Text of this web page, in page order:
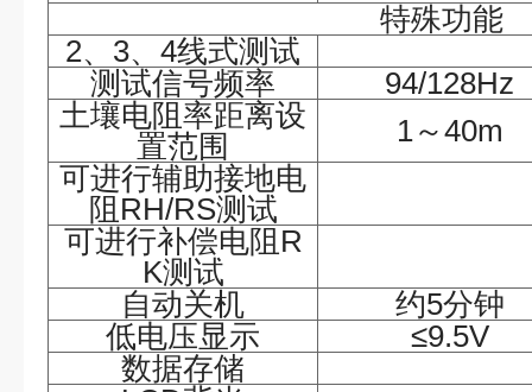
特殊功能
2、3、4线式测试
测试信号频率
94/128Hz
土壤电阻率距离设
置范围
1～40m
可进行辅助接地电
阻 RH/RS测试
可进行补偿电阻 R
K测试
自动关机
约5分钟
低电压显示
≤9.5V
数据存储